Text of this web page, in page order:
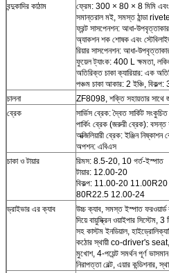
বন্দুকাদির কাঠাম
ফ্রেম: 300 × 80 × 8 মিমি
সমান্তরাল মই, সমস্ত ঠান্ডা
ফ্রন্ট সাসপেনশন: আধা-
অ্যাকশন শক শোষক এবং
রিয়ার সাসপেনশন: আধা-
ফুয়েল ট্যাংক: 400 L ক্ষমতা, লকিং
অতিরিক্ত চাকা ক্যারিয়ার: এক
পঞ্চম চাকা আকার: 2 ইঞ্চি, বিকল্প:
চালনা
ZF8098, শক্তি সহায়তার সাথে
ব্রেক
সার্ভিস ব্রেক: দ্বৈত সার্কিট
পার্কিং ব্রেক (জরুরী ব্রেক): বসন্ত
অক্জিলিয়ারী ব্রেক: ইঞ্জিন নিষ্কাশন
অপশন: এবিএস
চাকা ও টায়ার
রিমস: 8.5-20, 10 গর্ত-ইস্পাত
টায়ার: 12.00-20
বিকল্প: 11.00-20
80R22.5 12.00-24
ড্রাইভার এর ক্যাব
উচ্চ ক্যাব, সমস্ত ইস্পাত ফরওয়ার্ড
দিয়ে বায়ুস্ক্রিন ওয়াইপার সিস্টেম, 3
সহ কাস্টম ইনডিয়াল,
কঠোর স্থায়ী co-driver's seat,
মুখোশ, 4-পয়েন্ট সমর্থন পূর্ণ
নিরাপত্তা বেল্ট, এয়ার কন্ডিশনার,